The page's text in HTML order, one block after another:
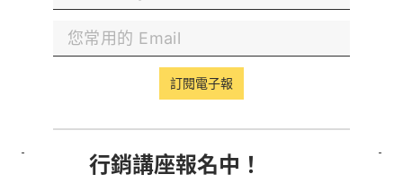
訂閱電子報
行銷講座報名中！
上傳教師證書和學校聘書的